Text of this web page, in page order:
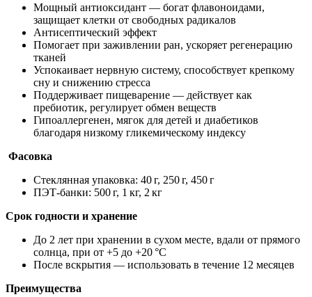
Мощный антиоксидант — богат флавоноидами,
защищает клетки от свободных радикалов
Антисептический эффект
Помогает при заживлении ран, ускоряет регенерацию
тканей
Успокаивает нервную систему, способствует крепкому
сну и снижению стресса
Поддерживает пищеварение — действует как
пребиотик, регулирует обмен веществ
Гипоаллергенен, мягок для детей и диабетиков
благодаря низкому гликемическому индексу
Фасовка
Стеклянная упаковка: 40 г, 250 г, 450 г
ПЭТ-банки: 500 г, 1 кг, 2 кг
Срок годности и хранение
До 2 лет при хранении в сухом месте, вдали от прямого
солнца, при от +5 до +20 °C
После вскрытия — использовать в течение 12 месяцев
Преимущества